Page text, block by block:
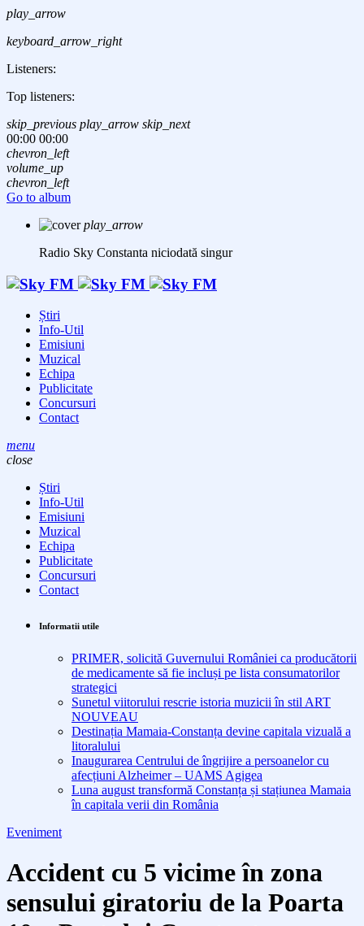
play_arrow
keyboard_arrow_right
Listeners:
Top listeners:
skip_previous play_arrow skip_next
00:00 00:00
chevron_left
volume_up
chevron_left
Go to album
play_arrow
Radio Sky Constanta niciodată singur
Știri
Info-Util
Emisiuni
Muzical
Echipa
Publicitate
Concursuri
Contact
menu
close
Știri
Info-Util
Emisiuni
Muzical
Echipa
Publicitate
Concursuri
Contact
Informatii utile
PRIMER, solicită Guvernului României ca producătorii
de medicamente să fie incluși pe lista consumatorilor
strategici
Sunetul viitorului rescrie istoria muzicii în stil ART
NOUVEAU
Destinația Mamaia-Constanța devine capitala vizuală a
litoralului
Inaugurarea Centrului de îngrijire a persoanelor cu
afecțiuni Alzheimer – UAMS Agigea
Luna august transformă Constanța și stațiunea Mamaia
în capitala verii din România
Eveniment
Accident cu 5 vicime în zona
sensului giratoriu de la Poarta